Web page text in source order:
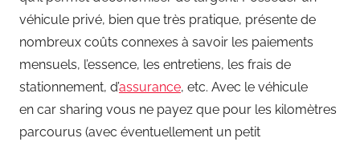
véhicule privé, bien que très pratique, présente de
nombreux coûts connexes à savoir les paiements
mensuels, l’essence, les entretiens, les frais de
stationnement, d’assurance, etc. Avec le véhicule
en car sharing vous ne payez que pour les kilomètres
parcourus (avec éventuellement un petit